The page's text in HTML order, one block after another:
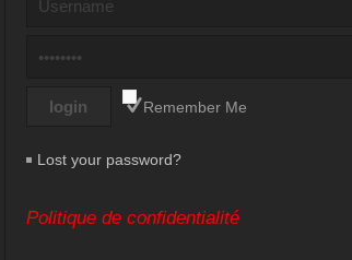
Remember Me
Lost your password?
Politique de confidentialité